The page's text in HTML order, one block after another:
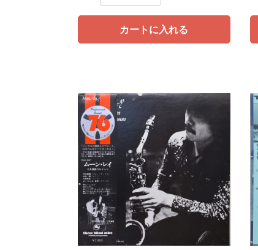
カートに入れる